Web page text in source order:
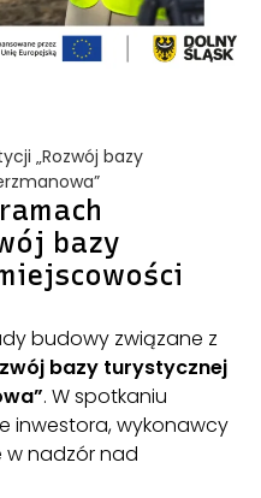
„Rozwój bazy
bazy
budowy związane z
bazy turystycznej
. W spotkaniu
inwestora, wykonawcy
nadzór nad